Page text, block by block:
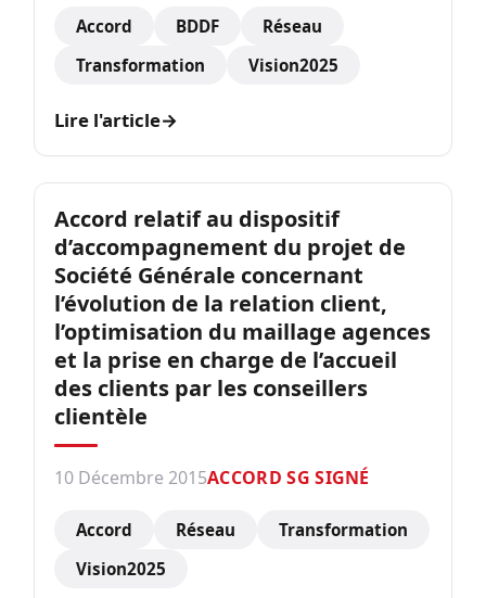
Accord BDDF
Réseau
Transformation
Vision2025
Lire l'article→
Accord relatif au dispositif
d’accompagnement du projet de
Société Générale concernant
l’évolution de la relation client,
l’optimisation du maillage agences
et la prise en charge de l’accueil
des clients par les conseillers
clientèle
10 Décembre 2015ACCORD SG SIGNÉ
Accord Réseau
Transformation
Vision2025